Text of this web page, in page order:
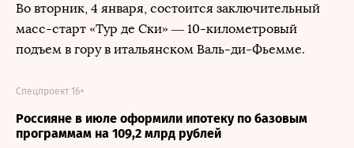
Во вторник, 4 января, состоится заключительный
масс-старт «Тур де Ски» — 10-километровый
подъем в гору в итальянском Валь-ди-Фьемме.
Россияне в июле оформили ипотеку по базовым
программам на 109,2 млрд рублей
Спецпроект 16+